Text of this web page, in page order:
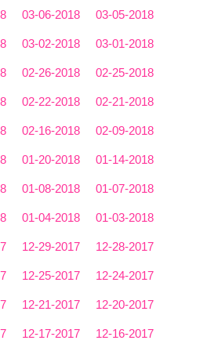
03-06-2018 03-05-2018
03-02-2018 03-01-2018
02-26-2018 02-25-2018
02-22-2018 02-21-2018
02-16-2018 02-09-2018
01-20-2018 01-14-2018
01-08-2018 01-07-2018
01-04-2018 01-03-2018
12-29-2017 12-28-2017
12-25-2017 12-24-2017
12-21-2017 12-20-2017
12-17-2017 12-16-2017